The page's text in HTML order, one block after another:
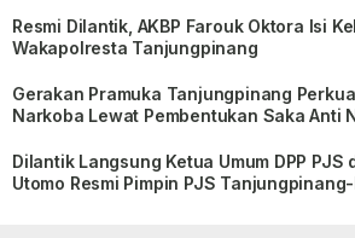
Resmi Dilantik, AKBP Farouk Oktora Isi
Wakapolresta Tanjungpinang
Gerakan Pramuka Tanjungpinang
Narkoba Lewat Pembentukan Saka Anti
Dilantik Langsung Ketua Umum DPP PJS
Utomo Resmi Pimpin PJS